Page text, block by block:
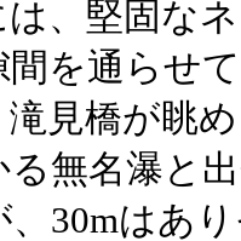
は、堅固な
間を通らせ
滝見橋が眺
無名瀑と
、30mはあ